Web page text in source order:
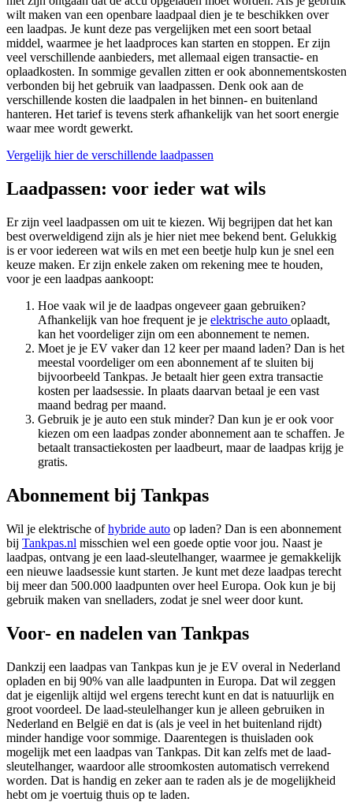
wilt maken van een openbare laadpaal dien je te beschikken over
een laadpas. Je kunt deze pas vergelijken met een soort betaal
middel, waarmee je het laadproces kan starten en stoppen. Er zijn
veel verschillende aanbieders, met allemaal eigen transactie- en
oplaadkosten. In sommige gevallen zitten er ook abonnementskosten
verbonden bij het gebruik van laadpassen. Denk ook aan de
verschillende kosten die laadpalen in het binnen- en buitenland
hanteren. Het tarief is tevens sterk afhankelijk van het soort energie
waar mee wordt gewerkt.
Vergelijk hier de verschillende laadpassen
Laadpassen: voor ieder wat wils
Er zijn veel laadpassen om uit te kiezen. Wij begrijpen dat het kan
best overweldigend zijn als je hier niet mee bekend bent. Gelukkig
is er voor iedereen wat wils en met een beetje hulp kun je snel een
keuze maken. Er zijn enkele zaken om rekening mee te houden,
voor je een laadpas aankoopt:
Hoe vaak wil je de laadpas ongeveer gaan gebruiken?
Afhankelijk van hoe frequent je je elektrische auto oplaadt,
kan het voordeliger zijn om een abonnement te nemen.
Moet je je EV vaker dan 12 keer per maand laden? Dan is het
meestal voordeliger om een abonnement af te sluiten bij
bijvoorbeeld Tankpas. Je betaalt hier geen extra transactie
kosten per laadsessie. In plaats daarvan betaal je een vast
maand bedrag per maand.
Gebruik je je auto een stuk minder? Dan kun je er ook voor
kiezen om een laadpas zonder abonnement aan te schaffen. Je
betaalt transactiekosten per laadbeurt, maar de laadpas krijg je
gratis.
Abonnement bij Tankpas
Wil je elektrische ofhybride auto op laden? Dan is een abonnement
bij Tankpas.nl misschien wel een goede optie voor jou. Naast je
laadpas, ontvang je een laad-sleutelhanger, waarmee je gemakkelijk
een nieuwe laadsessie kunt starten. Je kunt met deze laadpas terecht
bij meer dan 500.000 laadpunten over heel Europa. Ook kun je bij
gebruik maken van snelladers, zodat je snel weer door kunt.
Voor- en nadelen van Tankpas
Dankzij een laadpas van Tankpas kun je je EV overal in Nederland
opladen en bij 90% van alle laadpunten in Europa. Dat wil zeggen
dat je eigenlijk altijd wel ergens terecht kunt en dat is natuurlijk en
groot voordeel. De laad-steulelhanger kun je alleen gebruiken in
Nederland en België en dat is (als je veel in het buitenland rijdt)
minder handige voor sommige. Daarentegen is thuisladen ook
mogelijk met een laadpas van Tankpas. Dit kan zelfs met de laad-
sleutelhanger, waardoor alle stroomkosten automatisch verrekend
worden. Dat is handig en zeker aan te raden als je de mogelijkheid
hebt om je voertuig thuis op te laden.